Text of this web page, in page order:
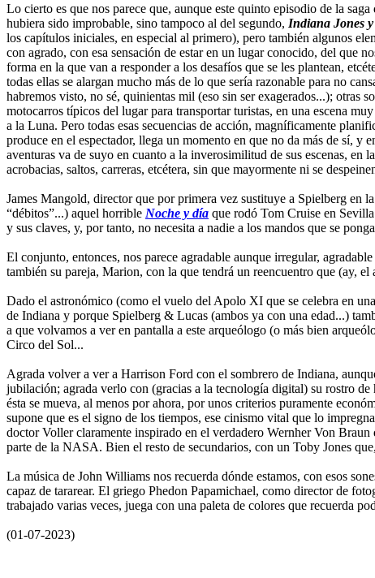
Lo cierto es que nos parece que, aunque este quinto episodio de la
hubiera sido improbable, sino tampoco al del segundo, Indiana Jones
los capítulos iniciales, en especial al primero), pero también algunos
con agrado, con esa sensación de estar en un lugar conocido, del que
forma en la que van a responder a los desafíos que se les plantean,
todas ellas se alargan mucho más de lo que sería razonable para no
habremos visto, no sé, quinientas mil (eso sin ser exagerados...); otras
motocarros típicos del lugar para transportar turistas, en una escena
a la Luna. Pero todas esas secuencias de acción, magníficamente
produce en el espectador, llega un momento en que no da más de sí, y
aventuras va de suyo en cuanto a la inverosimilitud de sus escenas, en
acrobacias, saltos, carreras, etcétera, sin que mayormente ni se
James Mangold, director que por primera vez sustituye a Spielberg en
“débitos”...) aquel horrible Noche y día que rodó Tom Cruise en
y sus claves, y, por tanto, no necesita a nadie a los mandos que se
El conjunto, entonces, nos parece agradable aunque irregular,
también su pareja, Marion, con la que tendrá un reencuentro que (ay,
Dado el astronómico (como el vuelo del Apolo XI que se celebra en
de Indiana y porque Spielberg & Lucas (ambos ya con una edad...)
a que volvamos a ver en pantalla a este arqueólogo (o más bien
Circo del Sol...
Agrada volver a ver a Harrison Ford con el sombrero de Indiana,
jubilación; agrada verlo con (gracias a la tecnología digital) su rostro
ésta se mueva, al menos por ahora, por unos criterios puramente
supone que es el signo de los tiempos, ese cinismo vital que lo
doctor Voller claramente inspirado en el verdadero Wernher Von
parte de la NASA. Bien el resto de secundarios, con un Toby Jones
La música de John Williams nos recuerda dónde estamos, con esos
capaz de tararear. El griego Phedon Papamichael, como director de
trabajado varias veces, juega con una paleta de colores que recuerda
(01-07-2023)